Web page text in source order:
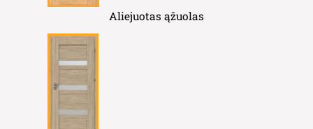
Aliejuotas ąžuolas